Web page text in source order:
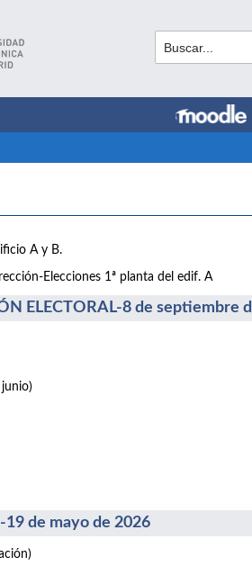
A y B.
Elecciones 1ª planta del edif. A
ELECTORAL-8 de septiembre
19 de mayo de 2026